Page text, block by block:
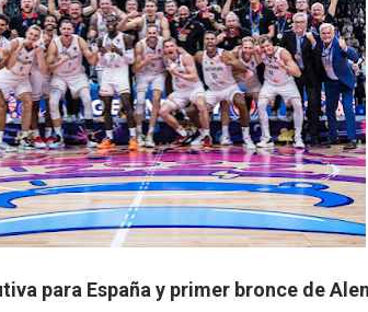
para España y primer bronce de